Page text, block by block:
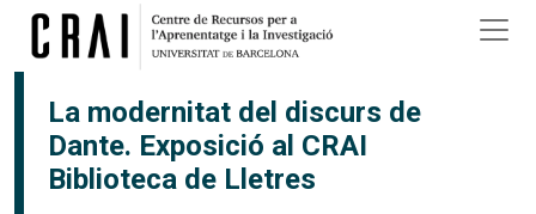
Vés al contingut
La modernitat del discurs de
Dante. Exposició al CRAI
Biblioteca de Lletres